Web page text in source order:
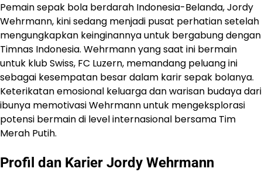
Pemain sepak bola berdarah Indonesia-Belanda, Jordy
Wehrmann, kini sedang menjadi pusat perhatian setelah
mengungkapkan keinginannya untuk bergabung dengan
Timnas Indonesia. Wehrmann yang saat ini bermain
untuk klub Swiss, FC Luzern, memandang peluang ini
sebagai kesempatan besar dalam karir sepak bolanya.
Keterikatan emosional keluarga dan warisan budaya dari
ibunya memotivasi Wehrmann untuk mengeksplorasi
potensi bermain di level internasional bersama Tim
Merah Putih.
Profil dan Karier Jordy Wehrmann